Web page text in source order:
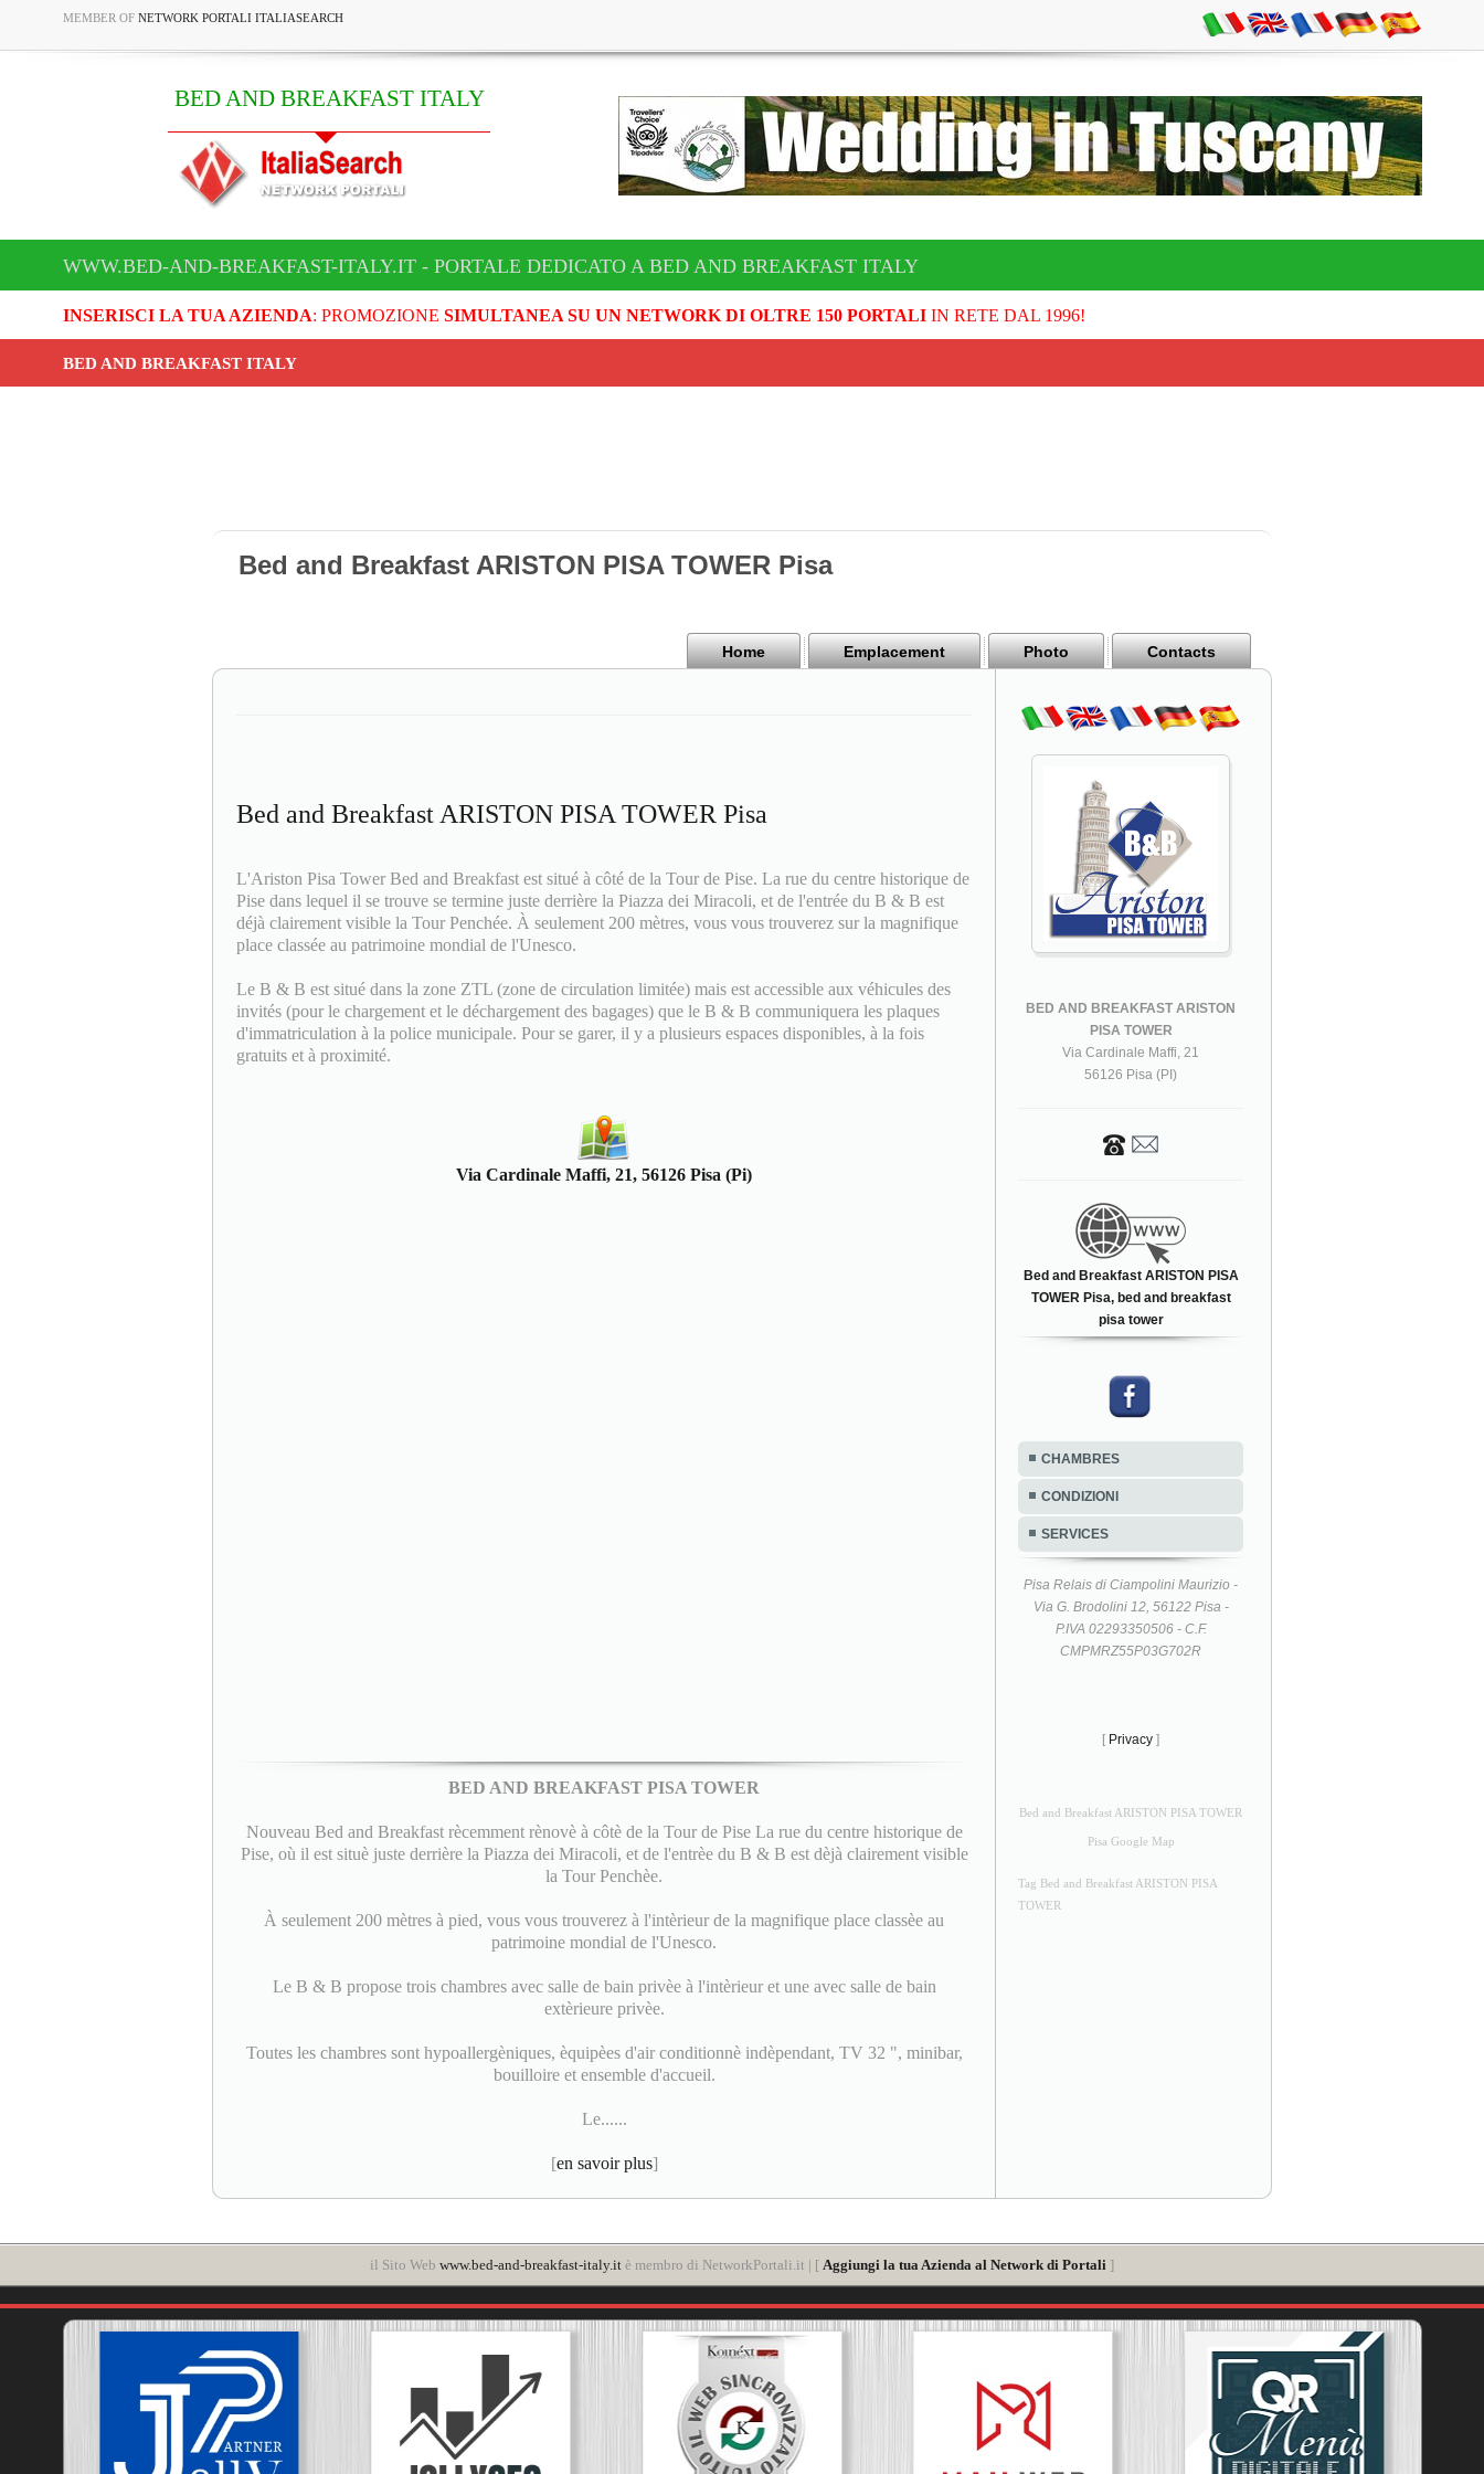
MEMBER OF NETWORK PORTALI ITALIASEARCH
BED AND BREAKFAST ITALY
WWW.BED-AND-BREAKFAST-ITALY.IT - PORTALE DEDICATO A BED AND BREAKFAST ITALY
INSERISCI LA TUA AZIENDA: PROMOZIONE SIMULTANEA SU UN NETWORK DI OLTRE 150 PORTALIIN RETE DAL 1996!
BED AND BREAKFAST ITALY
Bed and Breakfast ARISTON PISA TOWER Pisa
Home Emplacement Photo Contacts
Bed and Breakfast ARISTON PISA TOWER Pisa
L'Ariston Pisa Tower Bed and Breakfast est situé à côté de la Tour de Pise. La rue du centre historique de
Pise dans lequel il se trouve se termine juste derrière la Piazza dei Miracoli, et de l'entrée du B & B est
déjà clairement visible la Tour Penchée. À seulement 200 mètres, vous vous trouverez sur la magnifique
place classée au patrimoine mondial de l'Unesco.
Le B & B est situé dans la zone ZTL (zone de circulation limitée) mais est accessible aux véhicules des
invités (pour le chargement et le déchargement des bagages) que le B & B communiquera les plaques
d'immatriculation à la police municipale. Pour se garer, il y a plusieurs espaces disponibles, à la fois
gratuits et à proximité.
Via Cardinale Maffi, 21, 56126 Pisa (Pi)
BED AND BREAKFAST PISA TOWER
Nouveau Bed and Breakfast rècemment rènovè à côtè de la Tour de Pise La rue du centre historique de
Pise, où il est situè juste derrière la Piazza dei Miracoli, et de l'entrèe du B & B est dèjà clairement visible
la Tour Penchèe.
À seulement 200 mètres à pied, vous vous trouverez à l'intèrieur de la magnifique place classèe au
patrimoine mondial de l'Unesco.
Le B & B propose trois chambres avec salle de bain privèe à l'intèrieur et une avec salle de bain
extèrieure privèe.
Toutes les chambres sont hypoallergèniques, èquipèes d'air conditionnè indèpendant, TV 32 ", minibar,
bouilloire et ensemble d'accueil.
Le......
[en savoir plus]
BED AND BREAKFAST ARISTON
PISA TOWER
Via Cardinale Maffi, 21
56126 Pisa (PI)
Bed and Breakfast ARISTON PISA
TOWER Pisa, bed and breakfast
pisa tower
CHAMBRES
CONDIZIONI
SERVICES
Pisa Relais di Ciampolini Maurizio -
Via G. Brodolini 12, 56122 Pisa -
P.IVA 02293350506 - C.F.
CMPMRZ55P03G702R
[ Privacy ]
Bed and Breakfast ARISTON PISA TOWER
Pisa Google Map
Tag Bed and Breakfast ARISTON PISA
TOWER
il Sito Web www.bed-and-breakfast-italy.it è membro di NetworkPortali.it | [ Aggiungi la tua Azienda al Network di Portali ]